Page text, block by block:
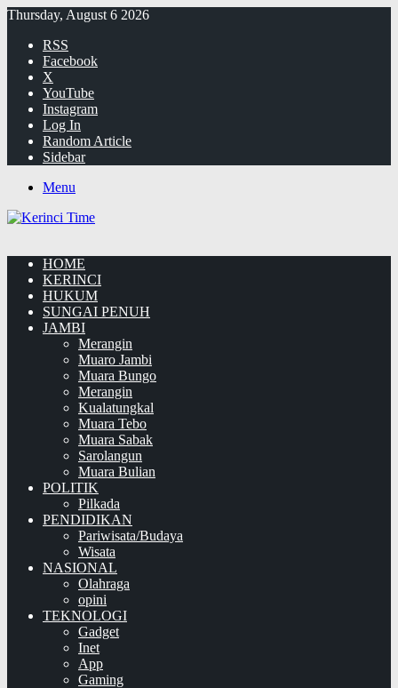
Thursday, August 6 2026
RSS
Facebook
X
YouTube
Instagram
Log In
Random Article
Sidebar
Menu
HOME
KERINCI
HUKUM
SUNGAI PENUH
JAMBI
Merangin
Muaro Jambi
Muara Bungo
Merangin
Kualatungkal
Muara Tebo
Muara Sabak
Sarolangun
Muara Bulian
POLITIK
Pilkada
PENDIDIKAN
Pariwisata/Budaya
Wisata
NASIONAL
Olahraga
opini
TEKNOLOGI
Gadget
Inet
App
Gaming